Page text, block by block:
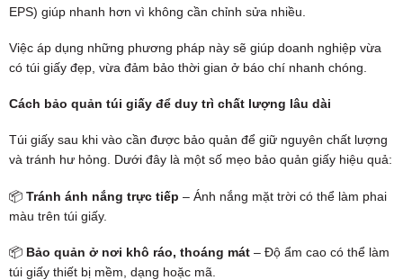
EPS) giúp nhanh hơn vì không cần chỉnh sửa nhiều.
Việc áp dụng những phương pháp này sẽ giúp doanh nghiệp vừa
có túi giấy đẹp, vừa đảm bảo thời gian ở báo chí nhanh chóng.
Cách bảo quản túi giấy để duy trì chất lượng lâu dài
Túi giấy sau khi vào cần được bảo quản để giữ nguyên chất lượng
và tránh hư hỏng. Dưới đây là một số mẹo bảo quản giấy hiệu quả:
📦 Tránh ánh nắng trực tiếp – Ánh nắng mặt trời có thể làm phai
màu trên túi giấy.
📦 Bảo quản ở nơi khô ráo, thoáng mát– Độ ẩm cao có thể làm
túi giấy thiết bị mềm, dạng hoặc mã.